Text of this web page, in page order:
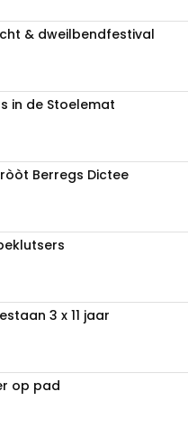
& dweilbendfestival
in de Stoelemat
Berregs Dictee
3 x 11 jaar
op pad